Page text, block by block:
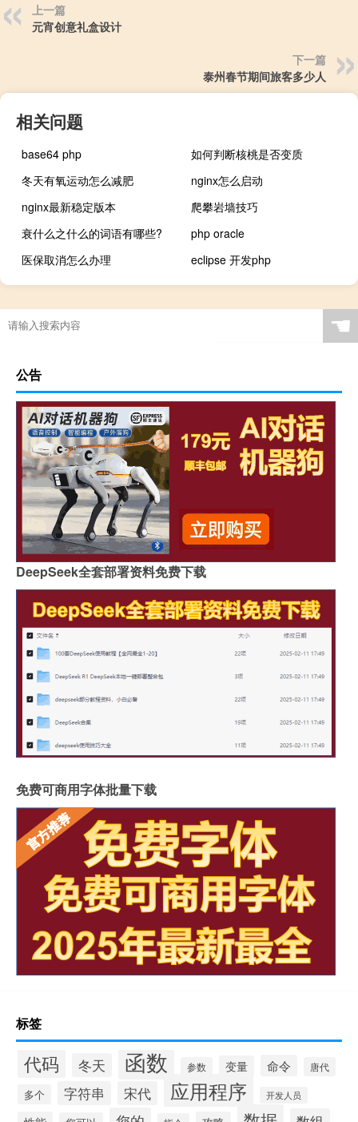
上一篇
元宵创意礼盒设计
下一篇
泰州春节期间旅客多少人
相关问题
base64 php
如何判断核桃是否变质
冬天有氧运动怎么减肥
nginx怎么启动
nginx最新稳定版本
爬攀岩墙技巧
衰什么之什么的词语有哪些?
php oracle
医保取消怎么办理
eclipse 开发php
☚
公告
DeepSeek全套部署资料免费下载
免费可商用字体批量下载
标签
代码 冬天 函数 参数 变量 命令 唐代
多个 字符串 宋代 应用程序 开发人员